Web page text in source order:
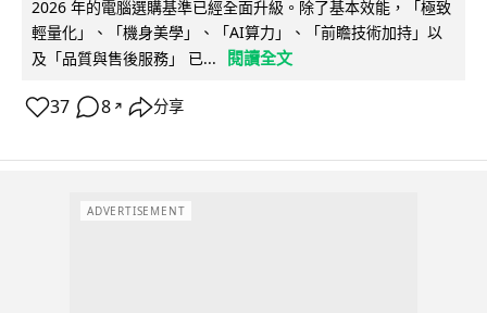
2026 年的電腦選購基準已經全面升級。除了基本效能，「極致
輕量化」、「機身美學」、「AI算力」、「前瞻技術加持」以
及「品質與售後服務」 已...
閱讀全文
37 8 ↗ 分享
ADVERTISEMENT